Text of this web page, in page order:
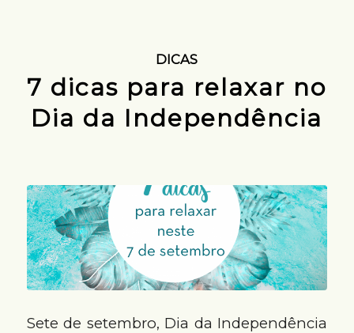
DICAS
7 dicas para relaxar no
Dia da Independência
Sete de setembro, Dia da Independência